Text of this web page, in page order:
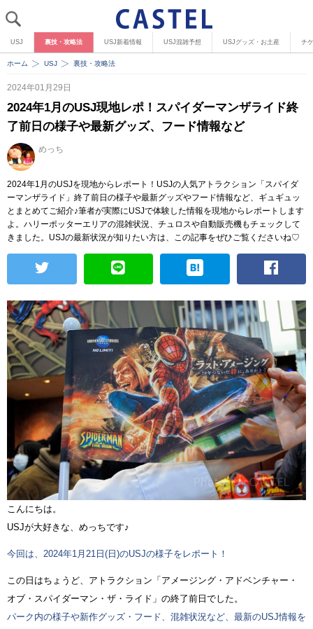
USJ 裏技・攻略法 USJ新着情報 USJ混雑予想 USJグッズ・お土産 チ
ホーム USJ 裏技・攻略法
2024年01月29日
2024年1月のUSJ現地レポ！スパイダーマンザライド終
了前日の様子や最新グッズ、フード情報など
めっち
2024年1月のUSJを現地からレポート！USJの人気アトラクション「スパイダ
ーマンザライド」終了前日の様子や最新グッズやフード情報など、ギュギュッ
とまとめてご紹介♪筆者が実際にUSJで体験した情報を現地からレポートします
よ。ハリーポッターエリアの混雑状況、チュロスや自動販売機もチェックして
きました。USJの最新状況が知りたい方は、この記事をぜひご覧くださいね♡
こんにちは。
USJが大好きな、めっちです♪
今回は、2024年1月21日(日)のUSJの様子をレポート！
この日はちょうど、アトラクション「アメージング・アドベンチャー・
オブ・スパイダーマン・ザ・ライド」の終了前日でした。
パーク内の様子や新作グッズ・フード、混雑状況など、最新のUSJ情報を